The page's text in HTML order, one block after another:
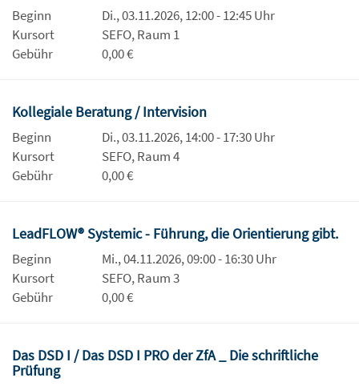
Beginn
Di., 03.11.2026, 12:00 - 12:45 Uhr
Kursort
SEFO, Raum 1
Gebühr
0,00 €
Kollegiale Beratung / Intervision
Beginn
Di., 03.11.2026, 14:00 - 17:30 Uhr
Kursort
SEFO, Raum 4
Gebühr
0,00 €
LeadFLOW® Systemic - Führung, die Orientierung gibt.
Beginn
Mi., 04.11.2026, 09:00 - 16:30 Uhr
Kursort
SEFO, Raum 3
Gebühr
0,00 €
Das DSD I / Das DSD I PRO der ZfA _ Die schriftliche
Prüfung